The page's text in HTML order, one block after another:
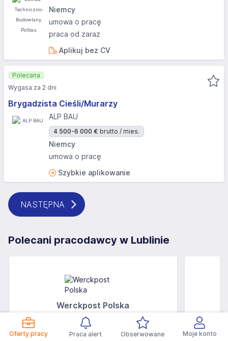
Oferty pracy Praca alert Obserwowane Moje konto
Niemcy
umowa o pracę
praca od zaraz
Aplikuj bez CV
Brygadzista Cieśli/Murarzy
ALP BAU
4 500-6 000 € brutto / mies.
Niemcy
umowa o pracę
Szybkie aplikowanie
Polecana
Wygasa za 2 dni
NASTĘPNA
Polecani pracodawcy w Lublinie
Werckpost Polska